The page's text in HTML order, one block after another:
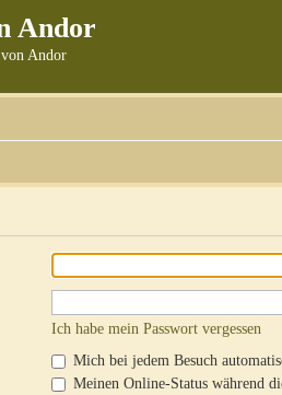
Andor
Andor
Ich habe mein Passwort vergessen
Mich bei jedem Besuch
Meinen Online-Status während